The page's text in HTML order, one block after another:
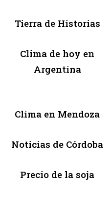
Tierra de Historias
Clima de hoy en
Argentina
Clima en Mendoza
Noticias de Córdoba
Precio de la soja